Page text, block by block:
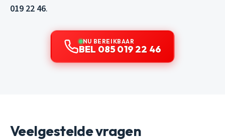
019 22 46.
NU BEREIKBAAR
BEL 085 019 22 46
Veelgestelde vragen